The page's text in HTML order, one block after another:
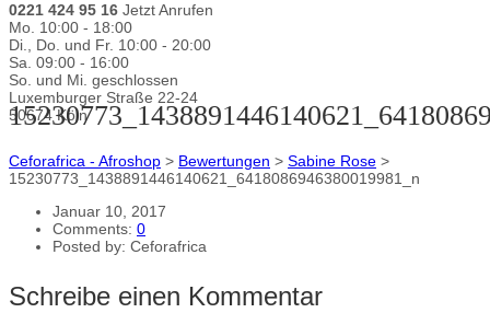
0221 424 95 16 Jetzt Anrufen
Mo. 10:00 - 18:00
Di., Do. und Fr. 10:00 - 20:00
Sa. 09:00 - 16:00
So. und Mi. geschlossen
Luxemburger Straße 22-24
50674 Köln
Ceforafrica - Afroshop > Bewertungen > Sabine Rose >
15230773_1438891446140621_6418086946380019981_n
Januar 10, 2017
Comments: 0
Posted by: Ceforafrica
Schreibe einen Kommentar